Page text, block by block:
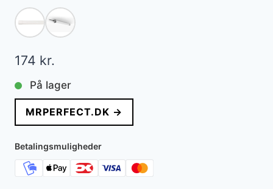
174 kr.
På lager
MRPERFECT.DK →
Betalingsmuligheder